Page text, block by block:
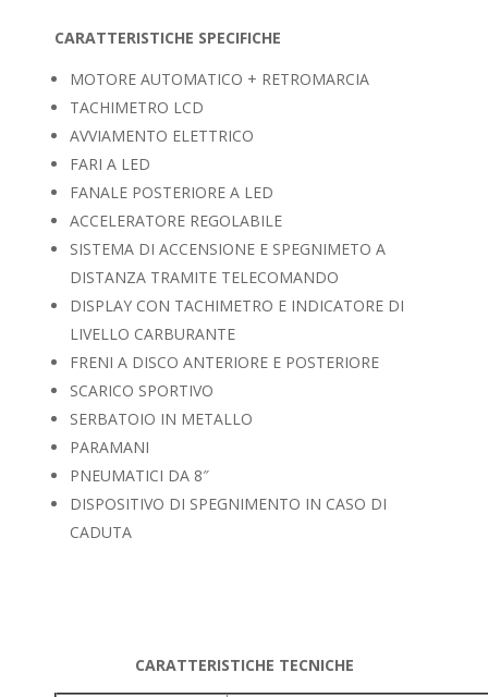
CARATTERISTICHE SPECIFICHE
MOTORE AUTOMATICO + RETROMARCIA
TACHIMETRO LCD
AVVIAMENTO ELETTRICO
FARI A LED
FANALE POSTERIORE A LED
ACCELERATORE REGOLABILE
SISTEMA DI ACCENSIONE E SPEGNIMETO A
DISTANZA TRAMITE TELECOMANDO
DISPLAY CON TACHIMETRO E INDICATORE DI
LIVELLO CARBURANTE
FRENI A DISCO ANTERIORE E POSTERIORE
SCARICO SPORTIVO
SERBATOIO IN METALLO
PARAMANI
PNEUMATICI DA 8″
DISPOSITIVO DI SPEGNIMENTO IN CASO DI
CADUTA
CARATTERISTICHE TECNICHE